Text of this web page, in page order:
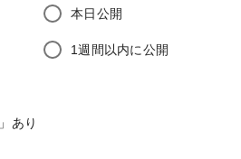
本日公開
1週間以内に公開
あり